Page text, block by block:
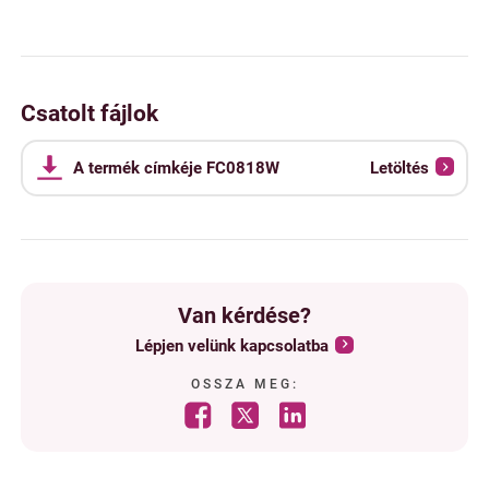
Csatolt fájlok
A termék címkéje FC0818W Letöltés
Van kérdése?
Lépjen velünk kapcsolatba
OSSZA MEG: